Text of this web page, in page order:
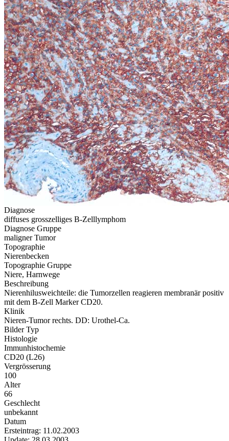
Diagnose
diffuses grosszelliges B-Zelllymphom
Diagnose Gruppe
maligner Tumor
Topographie
Nierenbecken
Topographie Gruppe
Niere, Harnwege
Beschreibung
Nierenhilusweichteile: die Tumorzellen reagieren membranär positiv
mit dem B-Zell Marker CD20.
Klinik
Nieren-Tumor rechts. DD: Urothel-Ca.
Bilder Typ
Histologie
Immunhistochemie
CD20 (L26)
Vergrösserung
100
Alter
66
Geschlecht
unbekannt
Datum
Ersteintrag: 11.02.2003